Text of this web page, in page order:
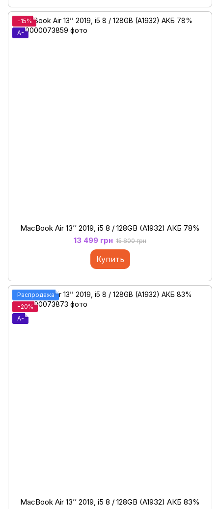
−15%
A-
MacBook Air 13’’ 2019, i5 8 / 128GB (A1932) АКБ 78%
13 499 грн 15 800 грн
Купить
Распродажа
−20%
A-
MacBook Air 13’’ 2019, i5 8 / 128GB (A1932) АКБ 83%